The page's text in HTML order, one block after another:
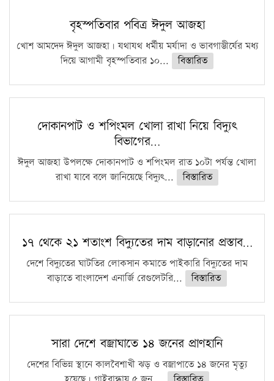
বৃহস্পতিবার পবিত্র ঈদুল আজহা
খোশ আমদেদ ঈদুল আজহা। যথাযথ ধর্মীয় মর্যাদা ও ভাবগাম্ভীর্যের মধ্য
দিয়ে আগামী বৃহস্পতিবার ১০...
বিস্তারিত
দোকানপাট ও শপিংমল খোলা রাখা নিয়ে বিদ্যুৎ
বিভাগের…
ঈদুল আজহা উপলক্ষে দোকানপাট ও শপিংমল রাত ১০টা পর্যন্ত খোলা
রাখা যাবে বলে জানিয়েছে বিদ্যুৎ...
বিস্তারিত
১৭ থেকে ২১ শতাংশ বিদ্যুতের দাম বাড়ানোর প্রস্তাব…
দেশে বিদ্যুতের ঘাটতির লোকসান কমাতে পাইকারি বিদ্যুতের দাম
বাড়াতে বাংলাদেশ এনার্জি রেগুলেটরি...
বিস্তারিত
সারা দেশে বজ্রাঘাতে ১৪ জনের প্রাণহানি
দেশের বিভিন্ন স্থানে কালবৈশাখী ঝড় ও বজ্রাপাতে ১৪ জনের মৃত্যু